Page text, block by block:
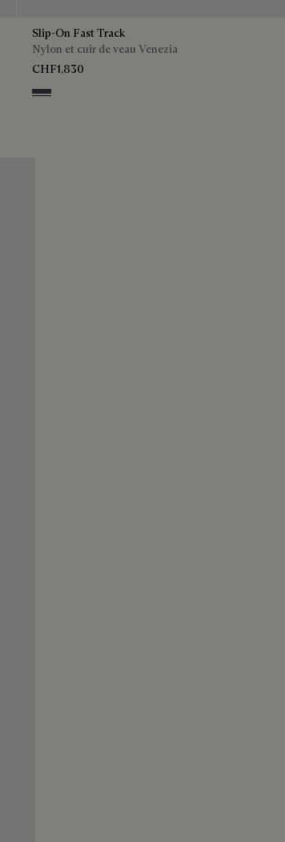
Slip-On Fast Track
Nylon et cuir de veau Venezia
CHF1,830
GRAPHITE MOSS